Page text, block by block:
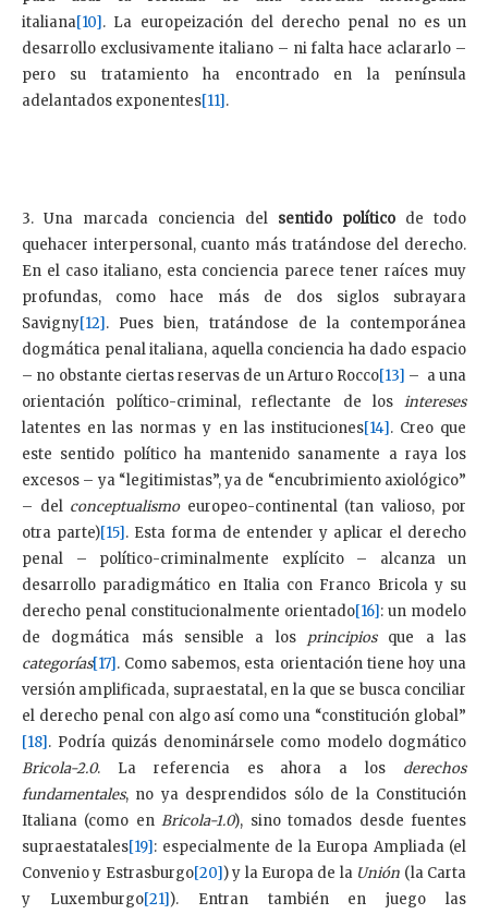
italiana[10]. La europeización del derecho penal no es un
desarrollo exclusivamente italiano – ni falta hace aclararlo –
pero su tratamiento ha encontrado en la península
adelantados exponentes[11].
3. Una marcada conciencia del sentido político de todo
quehacer interpersonal, cuanto más tratándose del derecho.
En el caso italiano, esta conciencia parece tener raíces muy
profundas, como hace más de dos siglos subrayara
Savigny[12]. Pues bien, tratándose de la contemporánea
dogmática penal italiana, aquella conciencia ha dado espacio
– no obstante ciertas reservas de un Arturo Rocco[13] – a una
orientación político-criminal, reflectante de los intereses
latentes en las normas y en las instituciones[14]. Creo que
este sentido político ha mantenido sanamente a raya los
excesos – ya “legitimistas”, ya de “encubrimiento axiológico”
– del conceptualismoeuropeo-continental (tan valioso, por
otra parte)[15]. Esta forma de entender y aplicar el derecho
penal – político-criminalmente explícito – alcanza un
desarrollo paradigmático en Italia con Franco Bricola y su
derecho penal constitucionalmente orientado[16]: un modelo
de dogmática más sensible a los principiosque a las
categorías[17]. Como sabemos, esta orientación tiene hoy una
versión amplificada, supraestatal, en la que se busca conciliar
el derecho penal con algo así como una “constitución global”
[18]. Podría quizás denominársele como modelo dogmático
Bricola-2.0. La referencia es ahora a los derechos
fundamentales, no ya desprendidos sólo de la Constitución
Italiana (como enBricola-1.0), sino tomados desde fuentes
supraestatales[19]: especialmente de la Europa Ampliada (el
Convenio y Estrasburgo[20]) y la Europa de la Unión (la Carta
y Luxemburgo[21]). Entran también en juego las